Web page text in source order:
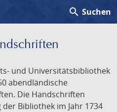
search Suchen
und Universitätsbibliothek
abendländische
Die Handschriften
Bibliothek im Jahr 1734